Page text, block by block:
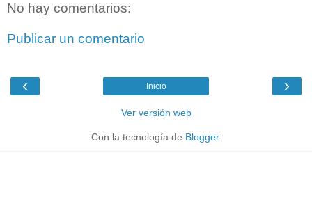
No hay comentarios:
Publicar un comentario
‹ ›
Inicio
Ver versión web
Con la tecnología de Blogger.